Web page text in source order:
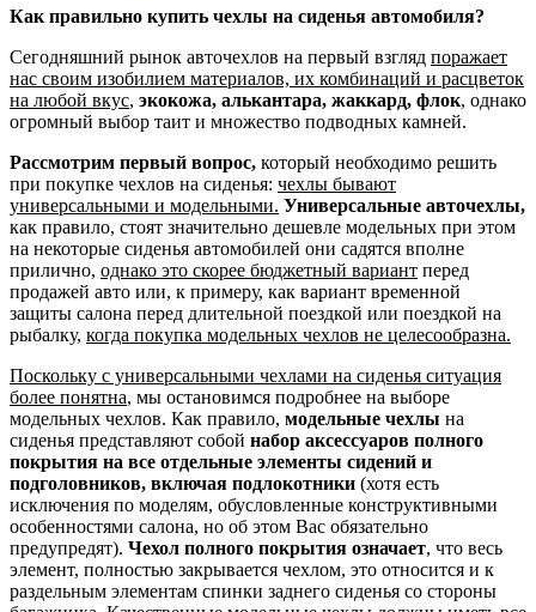
Как правильно купить чехлы на сиденья автомобиля?
Сегодняшний рынок авточехлов на первый взгляд поражает
нас своим изобилием материалов, их комбинаций и расцветок
на любой вкус, экокожа, алькантара, жаккард, флок, однако
огромный выбор таит и множество подводных камней.
Рассмотрим первый вопрос, который необходимо решить
при покупке чехлов на сиденья: чехлы бывают
универсальными и модельными. Универсальные авточехлы,
как правило, стоят значительно дешевле модельных при этом
на некоторые сиденья автомобилей они садятся вполне
прилично, однако это скорее бюджетный вариант перед
продажей авто или, к примеру, как вариант временной
защиты салона перед длительной поездкой или поездкой на
рыбалку, когда покупка модельных чехлов не целесообразна.
Поскольку с универсальными чехлами на сиденья ситуация
более понятна, мы остановимся подробнее на выборе
модельных чехлов. Как правило, модельные чехлы на
сиденья представляют собой набор аксессуаров полного
покрытия на все отдельные элементы сидений и
подголовников, включая подлокотники (хотя есть
исключения по моделям, обусловленные конструктивными
особенностями салона, но об этом Вас обязательно
предупредят). Чехол полного покрытия означает, что весь
элемент, полностью закрывается чехлом, это относится и к
раздельным элементам спинки заднего сиденья со стороны